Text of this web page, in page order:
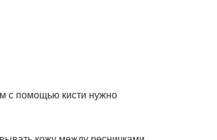
с помощью кисти нужно